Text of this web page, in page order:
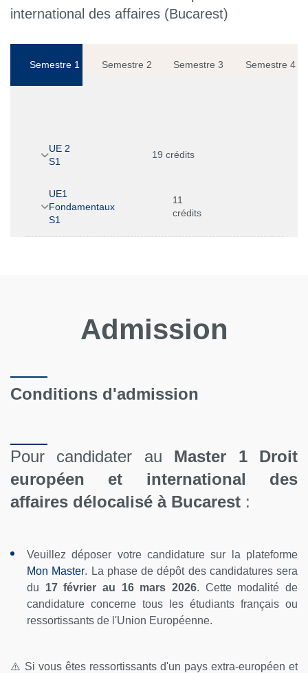
international des affaires (Bucarest)
Semestre 1 Semestre 2 Semestre 3 Semestre 4
UE 2
S1
19 crédits
UE1
Fondamentaux
S1
11
crédits
Admission
Conditions d'admission
Pour candidater au Master 1 Droit
européen et international des
affaires délocalisé à Bucarest :
Veuillez déposer votre candidature sur la plateforme
Mon Master. La phase de dépôt des candidatures sera
du 17 février au 16 mars 2026. Cette modalité de
candidature concerne tous les étudiants français ou
ressortissants de l'Union Européenne.
⚠️​ Si vous êtes ressortissants d'un pays extra-européen et